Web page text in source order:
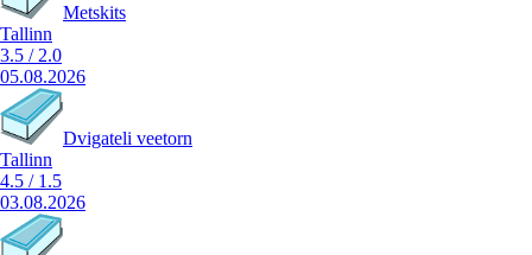
Metskits
Tallinn
3.5 / 2.0
05.08.2026
Dvigateli veetorn
Tallinn
4.5 / 1.5
03.08.2026